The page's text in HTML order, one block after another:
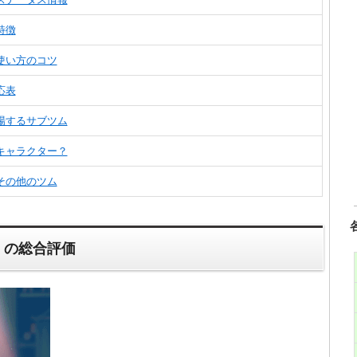
徴
い方のコツ
表
するサブツム
ャラクター？
の他のツム
総合評価